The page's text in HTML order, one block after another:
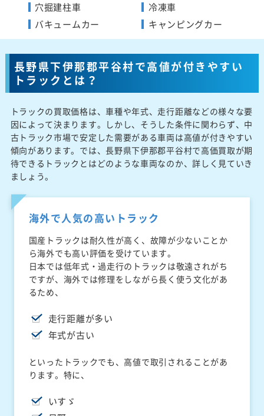
穴掘建柱車
バキュームカー
冷凍車
キャンピングカー
長野県下伊那郡平谷村で高値が付きやすい
トラックとは？
トラックの買取価格は、車種や年式、走行距離などの様々な要
因によって決まります。しかし、そうした条件に関わらず、中
古トラック市場で安定した需要がある車両は高値が付きやすい
傾向があります。では、長野県下伊那郡平谷村で高価買取が期
待できるトラックとはどのような車両なのか、詳しく見ていき
ましょう。
海外で人気の高いトラック
国産トラックは耐久性が高く、故障が少ないことか
ら海外でも高い評価を受けています。
日本では低年式・過走行のトラックは敬遠されがち
ですが、海外では修理をしながら長く使う文化があ
るため、
走行距離が多い
年式が古い
といったトラックでも、高値で取引されることがあ
ります。特に、
いすゞ